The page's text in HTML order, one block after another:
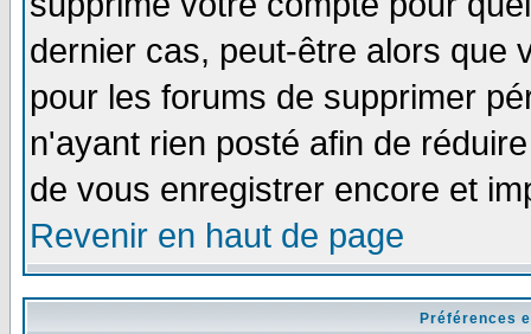
dernier cas, peut-être alors que
pour les forums de supprimer
n'ayant rien posté afin de
de vous enregistrer encore et
Revenir en haut de page
Préférences